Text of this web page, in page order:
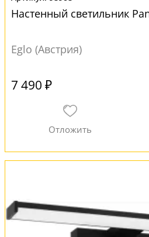
Настенный светильник
Eglo (Австрия)
7 490 ₽